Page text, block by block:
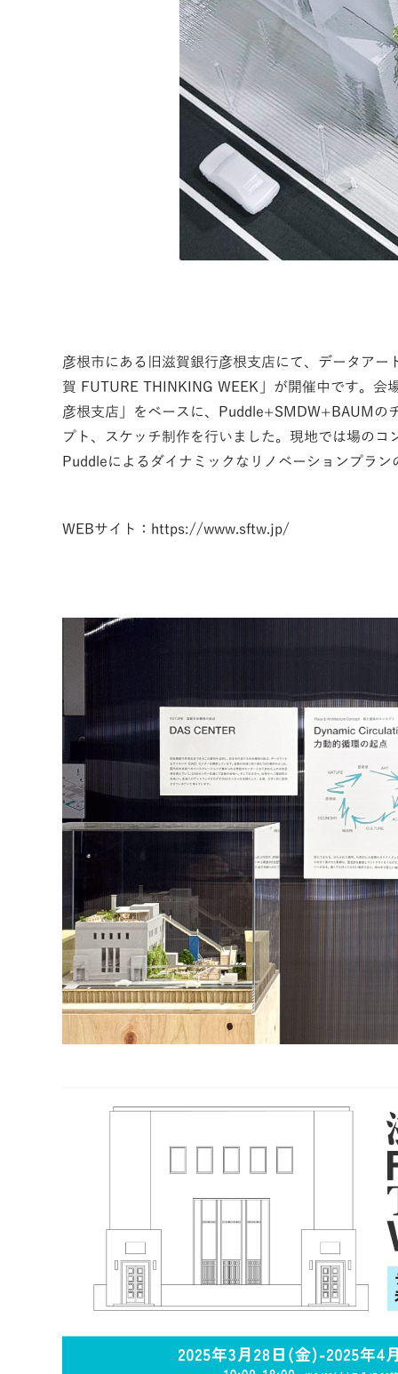
彦根市にある旧滋賀銀行彦根支店にて、データア
賀 FUTURE THINKING WEEK」が開催中です。会
彦根支店」をベースに、Puddle+SMDW+BAUMの
プト、スケッチ制作を行いました。現地では場の
Puddleによるダイナミックなリノベーションプラ
WEBサイト： https://www.sftw.jp/